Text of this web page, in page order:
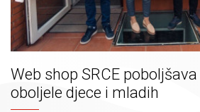
Web shop SRCE
oboljele djece i mladih